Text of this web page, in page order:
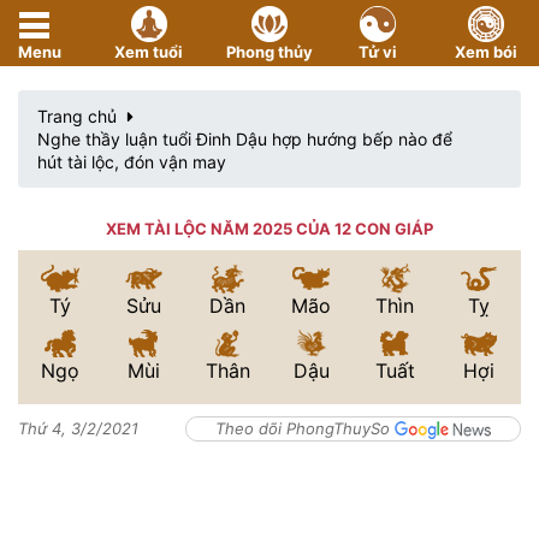
Menu Xem tuổi Phong thủy Tử vi Xem bói
Trang chủ
Nghe thầy luận tuổi Đinh Dậu hợp hướng bếp nào để
hút tài lộc, đón vận may
XEM TÀI LỘC NĂM 2025 CỦA 12 CON GIÁP
Tý Sửu Dần Mão Thìn Tỵ
Ngọ Mùi Thân Dậu Tuất Hợi
Thứ 4, 3/2/2021 Theo dõi PhongThuySo